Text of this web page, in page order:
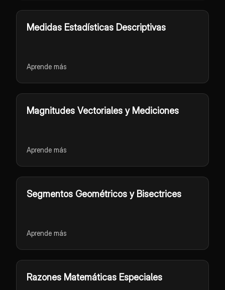
Medidas Estadísticas Descriptivas
Aprende más
Magnitudes Vectoriales y Mediciones
Aprende más
Segmentos Geométricos y Bisectrices
Aprende más
Razones Matemáticas Especiales